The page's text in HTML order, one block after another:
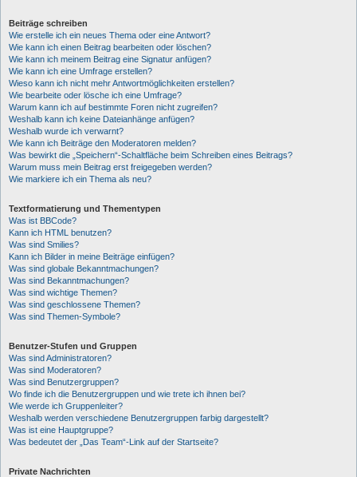
Beiträge schreiben
Wie erstelle ich ein neues Thema oder eine Antwort?
Wie kann ich einen Beitrag bearbeiten oder löschen?
Wie kann ich meinem Beitrag eine Signatur anfügen?
Wie kann ich eine Umfrage erstellen?
Wieso kann ich nicht mehr Antwortmöglichkeiten erstellen?
Wie bearbeite oder lösche ich eine Umfrage?
Warum kann ich auf bestimmte Foren nicht zugreifen?
Weshalb kann ich keine Dateianhänge anfügen?
Weshalb wurde ich verwarnt?
Wie kann ich Beiträge den Moderatoren melden?
Was bewirkt die „Speichern“-Schaltfläche beim Schreiben eines Beitrags?
Warum muss mein Beitrag erst freigegeben werden?
Wie markiere ich ein Thema als neu?
Textformatierung und Thementypen
Was ist BBCode?
Kann ich HTML benutzen?
Was sind Smilies?
Kann ich Bilder in meine Beiträge einfügen?
Was sind globale Bekanntmachungen?
Was sind Bekanntmachungen?
Was sind wichtige Themen?
Was sind geschlossene Themen?
Was sind Themen-Symbole?
Benutzer-Stufen und Gruppen
Was sind Administratoren?
Was sind Moderatoren?
Was sind Benutzergruppen?
Wo finde ich die Benutzergruppen und wie trete ich ihnen bei?
Wie werde ich Gruppenleiter?
Weshalb werden verschiedene Benutzergruppen farbig dargestellt?
Was ist eine Hauptgruppe?
Was bedeutet der „Das Team“-Link auf der Startseite?
Private Nachrichten